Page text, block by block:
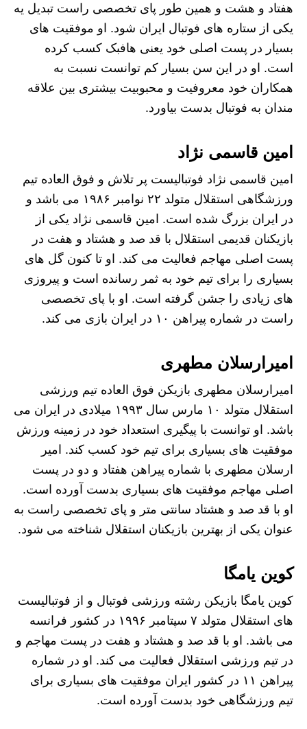
هفتاد و هشت و همین طور پای تخصصی راست تبدیل یه
یکی از ستاره های فوتبال ایران شود. او موفقیت های
بسیار در پست اصلی خود یعنی هافبک کسب کرده
است. او در این سن بسیار کم توانست نسبت به
همکاران خود معروفیت و محبوبیت بیشتری بین علاقه
مندان به فوتبال بدست بیاورد.
امین قاسمی نژاد
امین قاسمی نژاد فوتبالیست پر تلاش و فوق العاده تیم
ورزشگاهی استقلال متولد ۲۲ نوامبر ۱۹۸۶ می باشد و
در ایران بزرگ شده است. امین قاسمی نژاد یکی از
بازیکنان قدیمی استقلال با قد صد و هشتاد و هفت در
پست اصلی مهاجم فعالیت می کند. او تا کنون گل های
بسیاری را برای تیم خود به ثمر رسانده است و پیروزی
های زیادی را جشن گرفته است. او با پای تخصصی
راست در شماره پیراهن ۱۰ در ایران بازی می کند.
امیرارسلان مطهری
امیرارسلان مطهری بازیکن فوق العاده تیم ورزشی
استقلال متولد ۱۰ مارس سال ۱۹۹۳ میلادی در ایران می
باشد. او توانست با پیگیری استعداد خود در زمینه ورزش
موفقیت های بسیاری برای تیم خود کسب کند. امیر
ارسلان مطهری با شماره پیراهن هفتاد و دو در پست
اصلی مهاجم موفقیت های بسیاری بدست آورده است‌.
او با قد صد و هشتاد سانتی متر و پای تخصصی راست به
عنوان یکی از بهترین بازیکنان استقلال شناخته می شود.
کوین یامگا
کوین یامگا بازیکن رشته ورزشی فوتبال و از فوتبالیست
های استقلال متولد ۷ سپتامبر ۱۹۹۶ در کشور فرانسه
می باشد. او با قد صد و هشتاد و هفت در پست مهاجم و
در تیم ورزشی استقلال فعالیت می کند. او در شماره
پیراهن ۱۱ در کشور ایران موفقیت های بسیاری برای
تیم ورزشگاهی خود بدست آورده است.